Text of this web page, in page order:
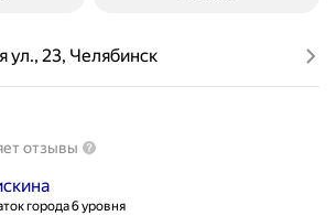
ул., 23, Челябинск
отзывы
города 6 уровня